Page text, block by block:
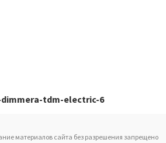
tdm-electric-6
материалов сайта без разрешения запрещено